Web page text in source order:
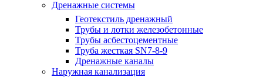
Дренажные системы
Геотекстиль дренажный
Трубы и лотки железобетонные
Трубы асбестоцементные
Труба жесткая SN7-8-9
Дренажные каналы
Наружная канализация